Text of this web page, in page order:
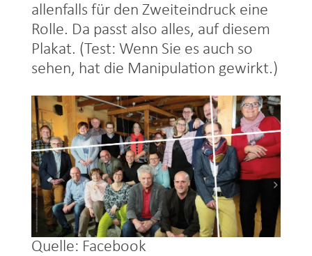
allenfalls für den Zweiteindruck eine
Rolle. Da passt also alles, auf diesem
Plakat. (Test: Wenn Sie es auch so
sehen, hat die Manipulation gewirkt.)
Quelle: Facebook